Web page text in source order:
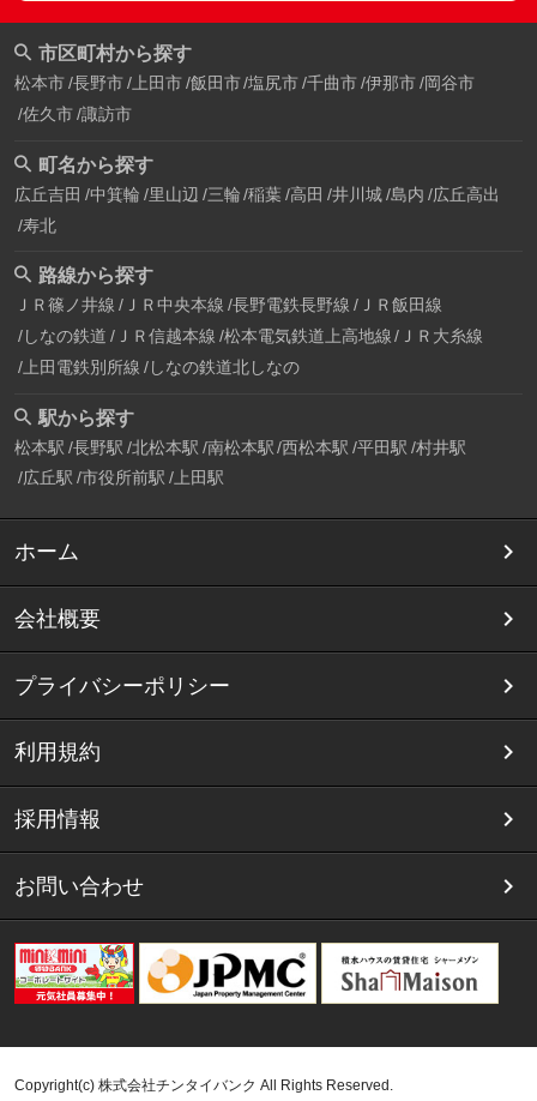
市区町村から探す
松本市 長野市 上田市 飯田市 塩尻市 千曲市 伊那市 岡谷市
佐久市 諏訪市
町名から探す
広丘吉田 中箕輪 里山辺 三輪 稲葉 高田 井川城 島内 広丘高出
寿北
路線から探す
ＪＲ篠ノ井線 ＪＲ中央本線 長野電鉄長野線 ＪＲ飯田線
しなの鉄道 ＪＲ信越本線 松本電気鉄道上高地線
ＪＲ大糸線
上田電鉄別所線 しなの鉄道北しなの
駅から探す
松本駅 長野駅 北松本駅 南松本駅 西松本駅 平田駅 村井駅
広丘駅 市役所前駅 上田駅
ホーム
会社概要
プライバシーポリシー
利用規約
採用情報
お問い合わせ
Copyright(c) 株式会社チンタイバンク All Rights Reserved.